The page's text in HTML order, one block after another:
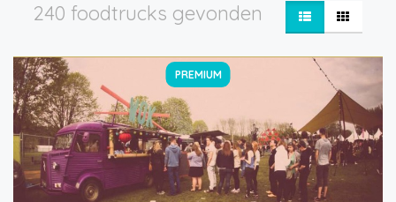
240 foodtrucks gevonden
PREMIUM